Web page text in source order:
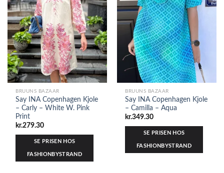
BRUUNS BAZAAR
Say INA Copenhagen Kjole
– Carly – White W. Pink
Print
kr.279.30
SE PRISEN HOS
FASHIONBYSTRAND
BRUUNS BAZAAR
Say INA Copenhagen Kjole
– Camilla – Aqua
kr.349.30
SE PRISEN HOS
FASHIONBYSTRAND